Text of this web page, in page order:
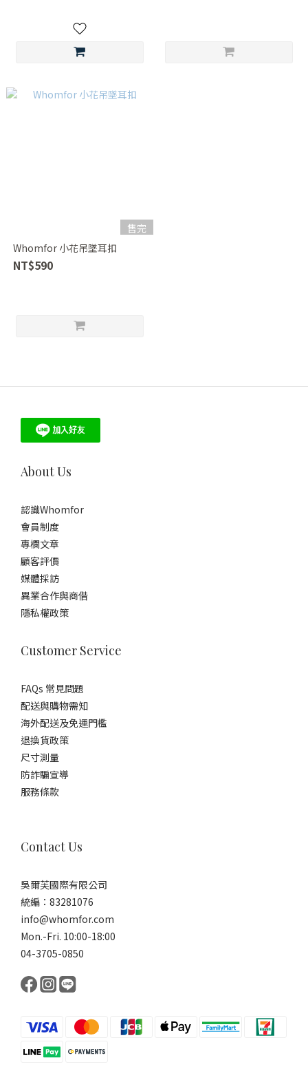
售完
Whomfor 小花吊墜耳扣
NT$590
About Us
認識Whomfor
會員制度
專欄文章
顧客評價
媒體採訪
異業合作與商借
隱私權政策
Customer Service
FAQs 常見問題
配送與購物需知
海外配送及免運門檻
退換貨政策
尺寸測量
防詐騙宣導
服務條款
Contact Us
吳爾芙國際有限公司
統編：83281076
info@whomfor.com
Mon.-Fri. 10:00-18:00
04-3705-0850